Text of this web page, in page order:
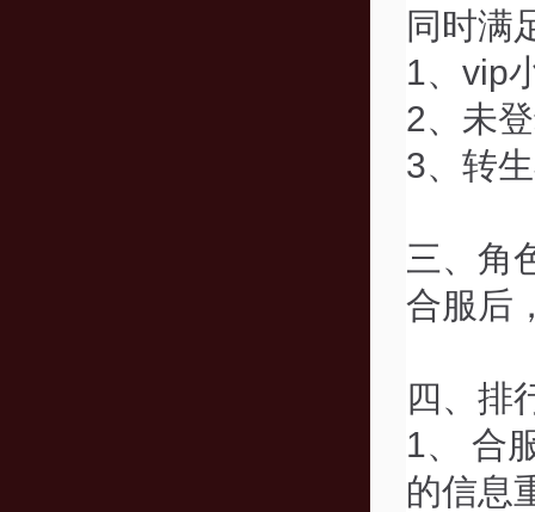
同时满
1、vip
2、未
3、转
三、角
合服后
四、排
1、 合
的信息